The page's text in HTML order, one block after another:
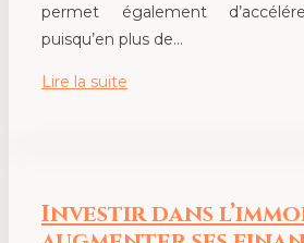
permet également
puisqu’en plus de…
Lire la suite
Investir dans